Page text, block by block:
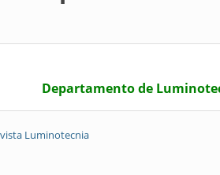
Departamento de
Luminotecnia